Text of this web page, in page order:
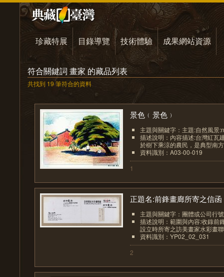
珍藏特展 目錄導覽 技術體驗 成果網站資源
符合關鍵詞 畫家 的藏品列表
共找到 19 筆符合的資料
景色﹙景色﹚
主題與關鍵字：主題:自然風景
描述說明：內容描述:台灣紅瓦
於樹下乘涼的農民，是典型南
資料識別：A03-00-019
1
正題名:前鋒畫廊所寄之信函
主題與關鍵字：團體或公司行
描述說明：範圍與內容:收錄前
設立時所寄之訪美畫家水彩畫
資料識別：YP02_02_031
2